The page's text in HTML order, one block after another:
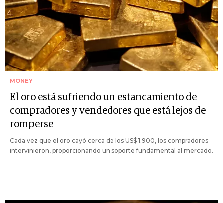
MONEY
El oro está sufriendo un estancamiento de
compradores y vendedores que está lejos de
romperse
Cada vez que el oro cayó cerca de los US$ 1.900, los compradores
intervinieron, proporcionando un soporte fundamental al mercado.